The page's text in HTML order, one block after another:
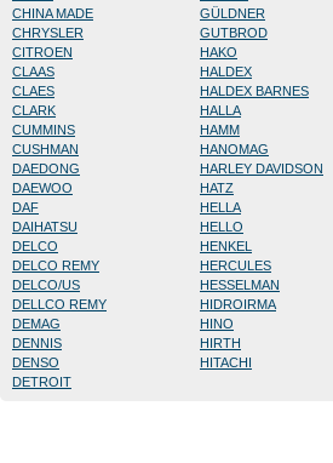
CHINA MADE
CHRYSLER
CITROEN
CLAAS
CLAES
CLARK
CUMMINS
CUSHMAN
DAEDONG
DAEWOO
DAF
DAIHATSU
DELCO
DELCO REMY
DELCO/US
DELLCO REMY
DEMAG
DENNIS
DENSO
DETROIT
GÜLDNER
GUTBROD
HAKO
HALDEX
HALDEX BARNES
HALLA
HAMM
HANOMAG
HARLEY DAVIDSON
HATZ
HELLA
HELLO
HENKEL
HERCULES
HESSELMAN
HIDROIRMA
HINO
HIRTH
HITACHI